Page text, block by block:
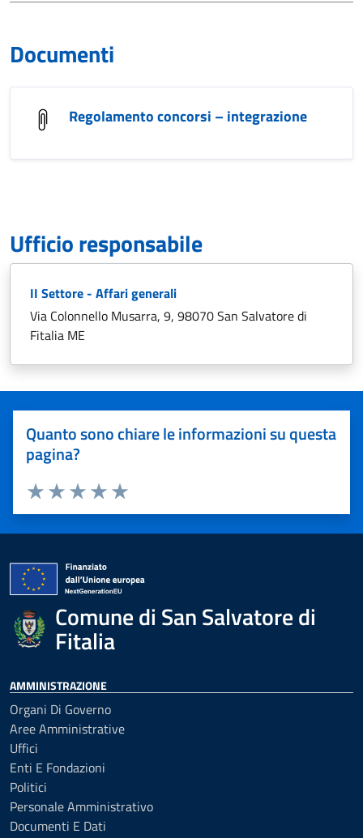
Documenti
Regolamento concorsi – integrazione
Ufficio responsabile
II Settore - Affari generali
Via Colonnello Musarra, 9, 98070 San Salvatore di
Fitalia ME
Quanto sono chiare le informazioni su questa
pagina?
Valuta 5 stelle su 5
Valuta 4 stelle su 5
Valuta 3 stelle su 5
Valuta 2 stelle su 5
Valuta 1 stelle su 5
Comune di San Salvatore di
Fitalia
AMMINISTRAZIONE
Organi Di Governo
Aree Amministrative
Uffici
Enti E Fondazioni
Politici
Personale Amministrativo
Documenti E Dati